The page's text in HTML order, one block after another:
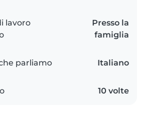
lavoro
Presso la
famiglia
parliamo Italiano
10 volte